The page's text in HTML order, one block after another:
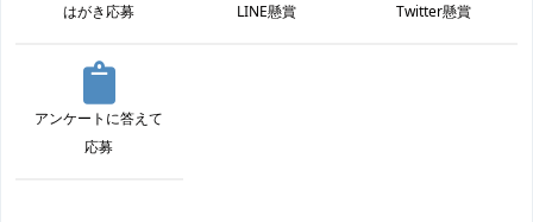
はがき応募 LINE懸賞 Twitter懸賞
アンケートに答えて
応募